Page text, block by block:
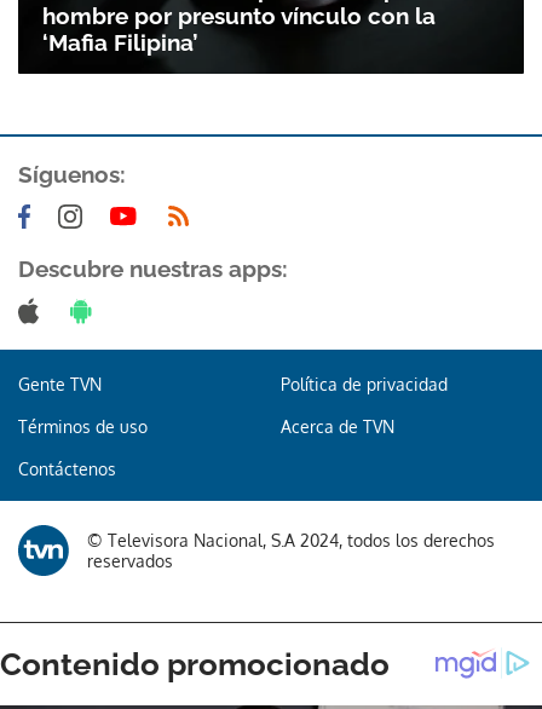
hombre por presunto vínculo con la
‘Mafia Filipina’
Síguenos:
Descubre nuestras apps:
Gente TVN Política de privacidad
Términos de uso Acerca de TVN
Contáctenos
© Televisora Nacional, S.A 2024, todos los derechos
reservados